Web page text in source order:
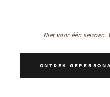
Niet voor één
ONTDEK